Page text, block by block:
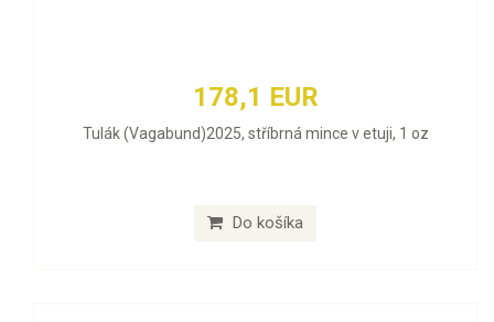
178,1 EUR
Tulák (Vagabund)2025, stříbrná mince v etuji, 1 oz
Do košíka